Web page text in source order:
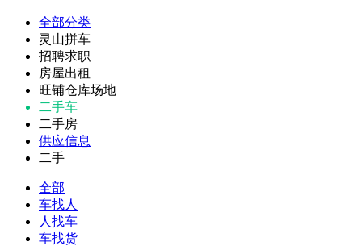
全部分类
灵山拼车
招聘求职
房屋出租
旺铺仓库场地
二手车
二手房
供应信息
二手
全部
车找人
人找车
车找货